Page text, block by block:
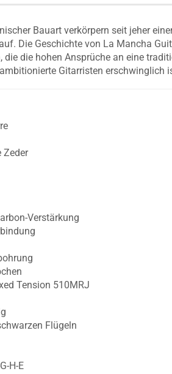
Bauart verkörpern seit jeher
Die Geschichte von La Mancha
die die hohen Ansprüche an eine
Gitarristen erschwinglich
Zeder
Verstärkung
Tension 510MRJ
Flügeln
H-E